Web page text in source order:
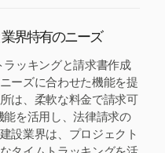
界特有のニーズ
ッキングと請求書作成
ーズに合わせた機能を提
は、柔軟な料金で請求可
を活用し、法律請求の
設業界は、プロジェクト